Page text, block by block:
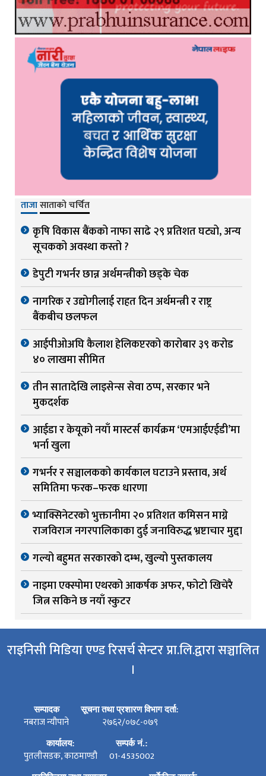
ताजासाताको चर्चित
कृषि विकास बैंकको नाफा साढे २९ प्रतिशत घट्यो, अन्य
सूचकको अवस्था कस्तो ?
डेपुटी गभर्नर छान्न अर्थमन्त्रीको छड्के चेक
नागरिक र उद्योगीलाई राहत दिन अर्थमन्त्री र राष्ट्र
बैंकबीच छलफल
आईपीओअघि कैलाश हेलिकप्टरको कारोबार ३९ करोड
४० लाखमा सीमित
तीन सातादेखि लाइसेन्स सेवा ठप्प, सरकार भने
मुकदर्शक
आईडा र केयूको नयाँ मास्टर्स कार्यक्रम ‘एमआईएईडी’मा
भर्ना खुला
गभर्नर र सञ्चालकको कार्यकाल घटाउने प्रस्ताव, अर्थ
समितिमा फरक–फरक धारणा
भ्याक्सिनेटरको भुक्तानीमा २० प्रतिशत कमिसन माग्ने
राजविराज नगरपालिकाका दुई जनाविरुद्ध भ्रष्टाचार मुद्दा
गल्यो बहुमत सरकारको दम्भ, खुल्यो पुस्तकालय
नाइमा एक्स्पोमा एथरको आकर्षक अफर, फोटो खिचेरै
जित्न सकिने छ नयाँ स्कुटर
राइनिसी मिडिया एण्ड रिसर्च सेन्टर प्रा.लि.द्वारा सञ्चालित
।
सम्पादक
नबराज न्यौपाने
सूचना तथा प्रशारण विभाग दर्ता:
२७६२/०७८-०७९
कार्यालय:
पुतलीसडक, काठमाण्डौ
सम्पर्क नं.:
01-4535002